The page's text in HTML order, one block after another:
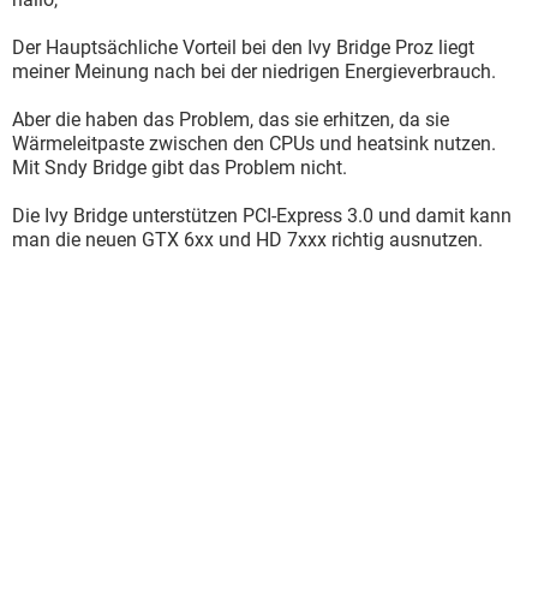
Der Hauptsächliche Vorteil bei den Ivy Bridge Proz liegt
meiner Meinung nach bei der niedrigen Energieverbrauch.
Aber die haben das Problem, das sie erhitzen, da sie
Wärmeleitpaste zwischen den CPUs und heatsink nutzen.
Mit Sndy Bridge gibt das Problem nicht.
Die Ivy Bridge unterstützen PCI-Express 3.0 und damit kann
man die neuen GTX 6xx und HD 7xxx richtig ausnutzen.